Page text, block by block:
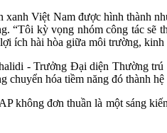
Việt Nam được hình thành
“Tôi kỳ vọng nhóm công tác sẽ
ích hài hòa giữa môi trường, kinh
- Trưởng Đại diện Thường
chuyển hóa tiềm năng đó thành
không đơn thuần là một sáng